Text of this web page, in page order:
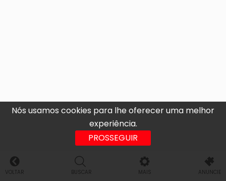
Nós usamos cookies para lhe oferecer uma melhor
experiência.
PROSSEGUIR
VOLTAR BUSCAR MAIS ANUNCIE